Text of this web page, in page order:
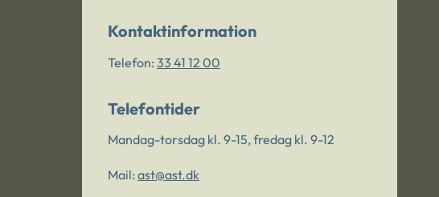
Kontaktinformation
Telefon: 33 41 12 00
Telefontider
Mandag-torsdag kl. 9-15, fredag kl. 9-12
Mail: ast@ast.dk